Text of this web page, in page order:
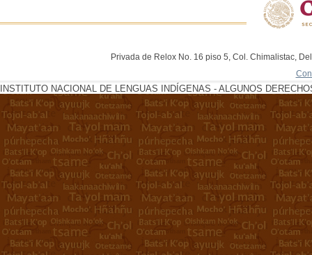
Privada de Relox No. 16 piso 5, Col. Chimalistac,
INSTITUTO NACIONAL DE LENGUAS INDÍGENAS - ALGUNOS